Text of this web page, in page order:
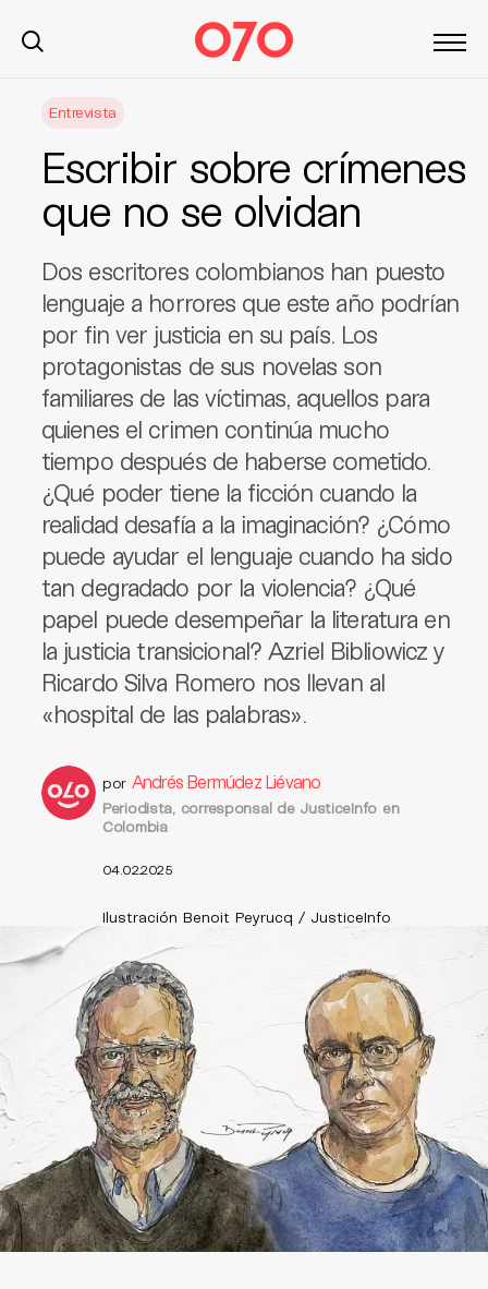
Entrevista
Escribir sobre crímenes
que no se olvidan
Dos escritores colombianos han puesto
lenguaje a horrores que este año podrían
por fin ver justicia en su país. Los
protagonistas de sus novelas son
familiares de las víctimas, aquellos para
quienes el crimen continúa mucho
tiempo después de haberse cometido.
¿Qué poder tiene la ficción cuando la
realidad desafía a la imaginación? ¿Cómo
puede ayudar el lenguaje cuando ha sido
tan degradado por la violencia? ¿Qué
papel puede desempeñar la literatura en
la justicia transicional? Azriel Bibliowicz y
Ricardo Silva Romero nos llevan al
«hospital de las palabras».
por Andrés Bermúdez Liévano
Periodista, corresponsal de JusticeInfo en
Colombia
04.02.2025
Ilustración Benoit Peyrucq / JusticeInfo